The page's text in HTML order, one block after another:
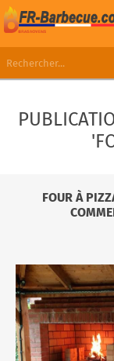
CONNEXION
LISTE DE
FOUR À